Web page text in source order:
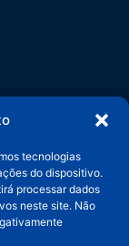
tecnologias
do dispositivo.
processar dados
neste site. Não